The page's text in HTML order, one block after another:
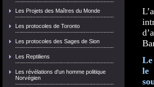
Les Projets des Maîtres du Monde
Les protocoles de Toronto
Les protocoles des Sages de Sion
Les Reptiliens
Les révélations d'un homme politique
Norvégien
le